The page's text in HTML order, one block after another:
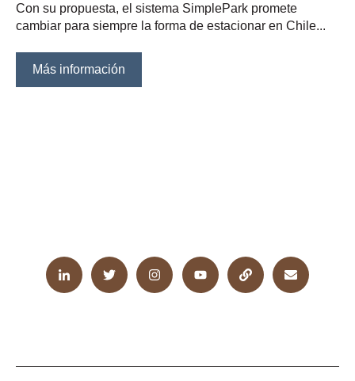
Con su propuesta, el sistema SimplePark promete
cambiar para siempre la forma de estacionar en Chile...
Más información